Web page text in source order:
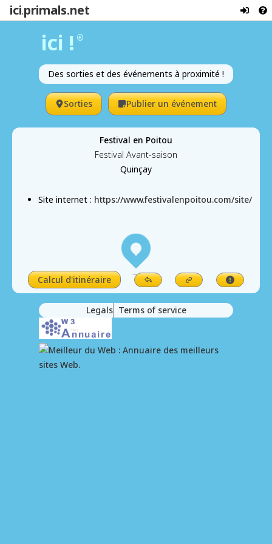
ici.primals.net
ici ! ®
Des sorties et des événements à proximité !
Sorties Publier un événement
Festival en Poitou
Festival Avant-saison
Quinçay
Site internet : https://www.festivalenpoitou.com/site/
Calcul d'itinéraire
Legals Terms of service